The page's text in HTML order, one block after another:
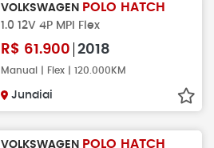
VOLKSWAGEN POLO HATCH
1.0 12V 4P MPI Flex
R$ 61.900 2018
Manual | Flex | 120.000KM
Jundiai
VOLKSWAGEN POLO HATCH